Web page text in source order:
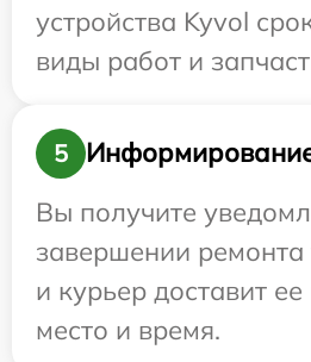
устройства Kyvol
виды работ и
5
Вы получите
завершении ремонта
и курьер доставит
место и время.